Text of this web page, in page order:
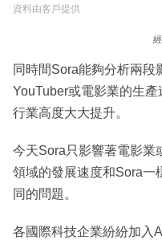
資料由客戶提供
同時間Sora能夠分析兩段
YouTuber或電影業的生
行業高度大大提升。
今天Sora只影響著電影業
領域的發展速度和Sora一
同的問題。
各國際科技企業紛紛加入